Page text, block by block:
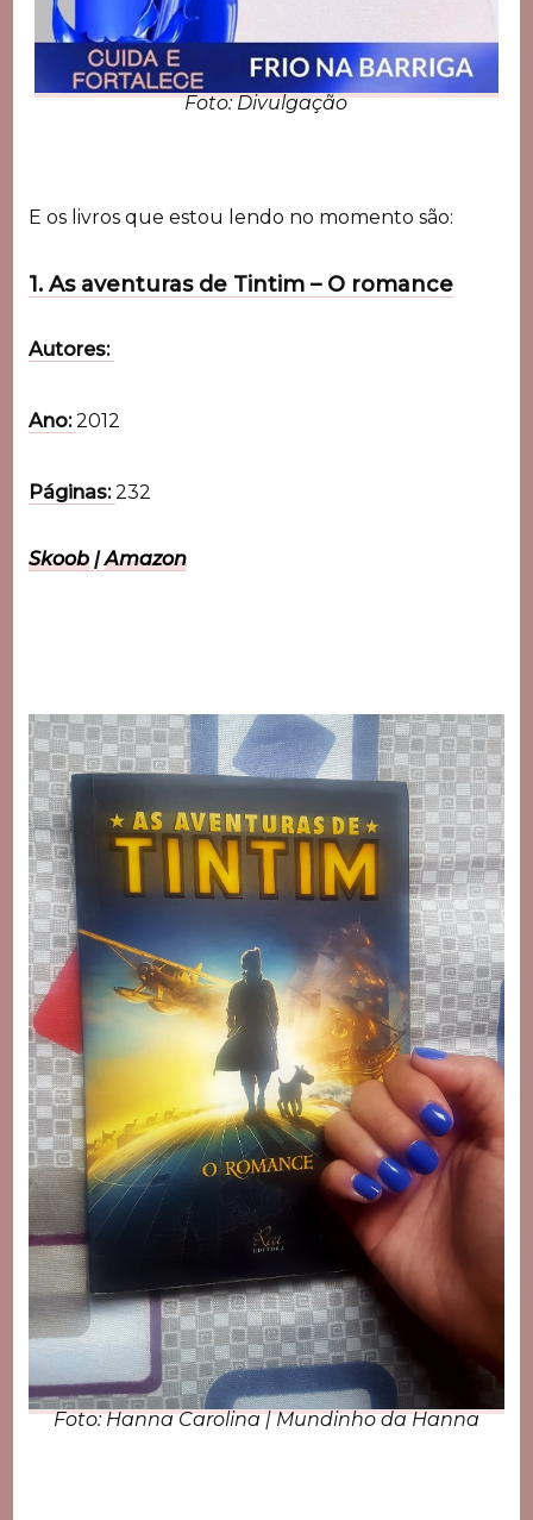
Foto: Divulgação
E os livros que estou lendo no momento são:
1. As aventuras de Tintim – O romance
Autores:
Ano:2012
Páginas:232
Skoob|Amazon
Foto: Hanna Carolina | Mundinho da Hanna